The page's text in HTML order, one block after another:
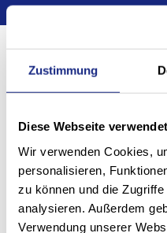
Zustimmung
Diese Webseite
Wir verwenden Cookies,
personalisieren,
zu können und die
analysieren. Außerdem
Verwendung unserer
Übersicht
Langjährige
regionale Nähe
Retrofit-Projekt
Die bestehende Anlage